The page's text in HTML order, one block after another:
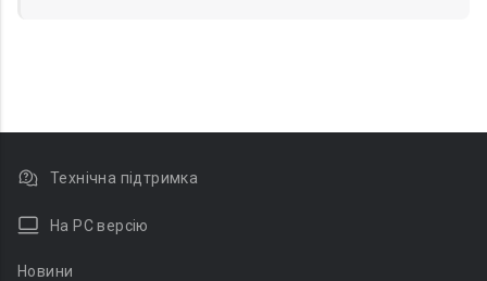
Технічна підтримка
На PC версію
Новини